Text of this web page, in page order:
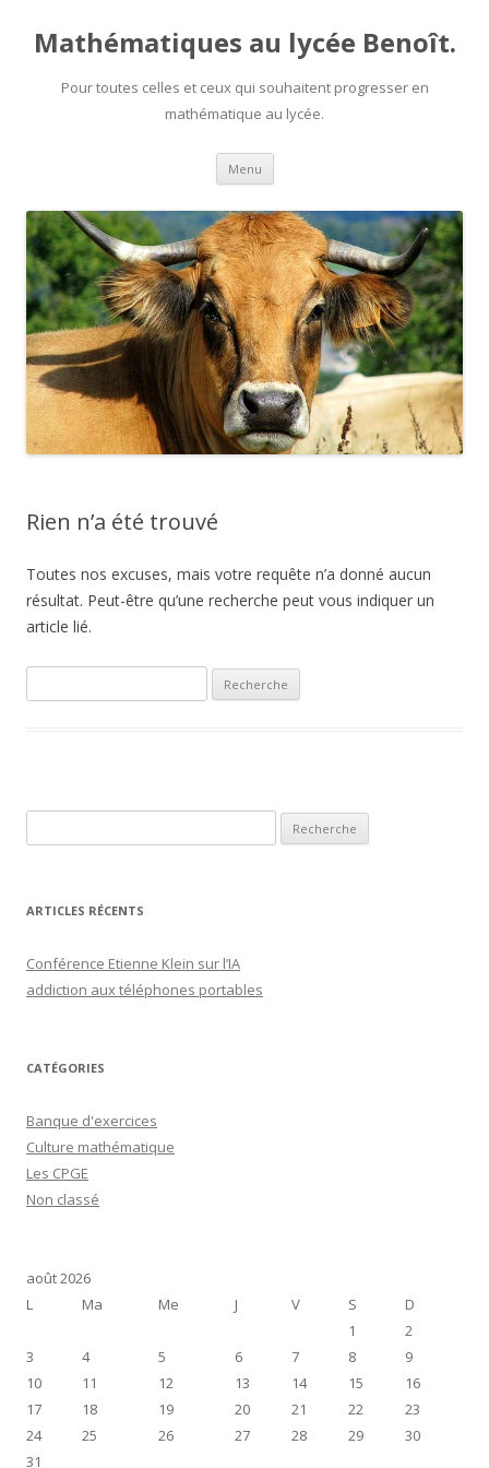
Mathématiques au lycée Benoît.
Pour toutes celles et ceux qui souhaitent progresser en
mathématique au lycée.
Menu Aller au contenu principal
Rien n’a été trouvé
Toutes nos excuses, mais votre requête n’a donné aucun
résultat. Peut-être qu’une recherche peut vous indiquer un
article lié.
ARTICLES RÉCENTS
Conférence Etienne Klein sur l’IA
addiction aux téléphones portables
CATÉGORIES
Banque d'exercices
Culture mathématique
Les CPGE
Non classé
août 2026
L
Ma Me J V S
D
1
2
3
4 5 6 7 8
9
10
11 12 13 14 15
16
17
18 19 20 21 22
23
24
25 26 27 28 29
30
31